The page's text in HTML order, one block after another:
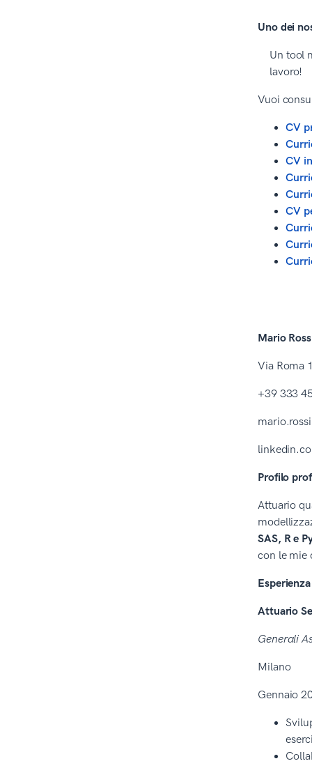
Uno dei
Un tool
lavoro!
Vuoi
CV
CV
CV
Mario
Via Roma
+39 333
Profilo
Attuario
SAS, R e
con le mie
Attuario
Generali
Milano
Gennaio